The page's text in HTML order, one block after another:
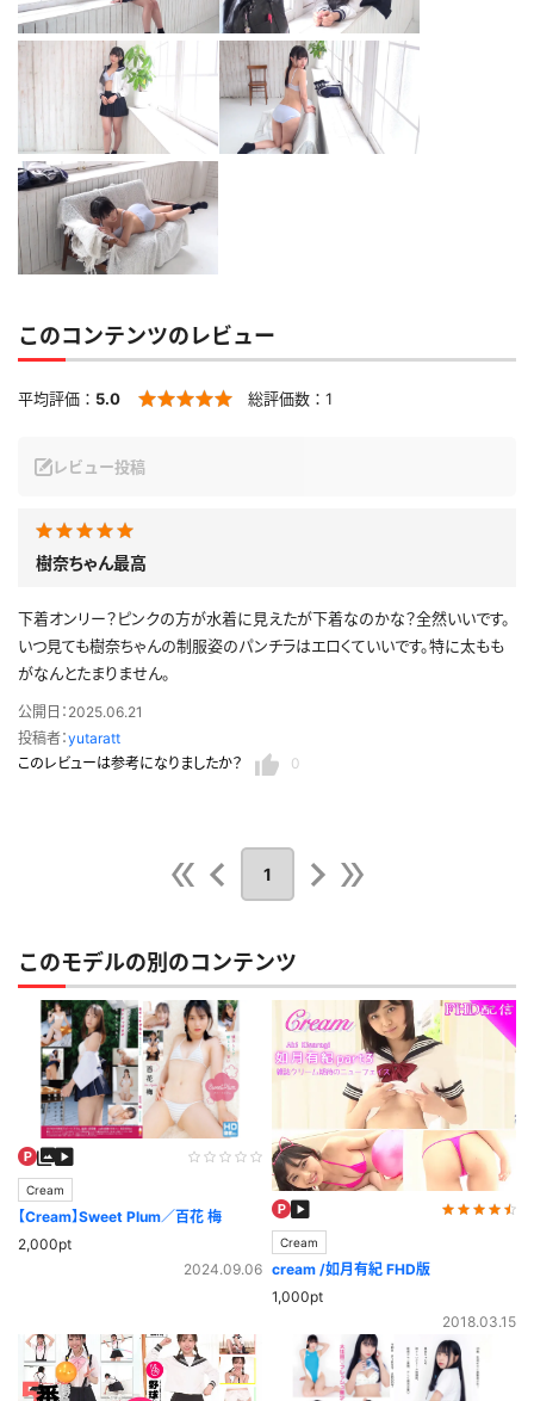
このコンテンツのレビュー
平均評価： 5.0 総評価数： 1
レビュー投稿
樹奈ちゃん最高
下着オンリー？ピンクの方が水着に見えたが下着なのかな？全然いいです。
いつ見ても樹奈ちゃんの制服姿のパンチラはエロくていいです。特に太もも
がなんとたまりません。
公開日：2025.06.21
投稿者：yutaratt
このレビューは参考になりましたか？
0
1
このモデルの別のコンテンツ
Cream
【Cream】Sweet Plum／百花 梅
2,000pt
2024.09.06
Cream
cream /如月有紀 FHD版
1,000pt
2018.03.15